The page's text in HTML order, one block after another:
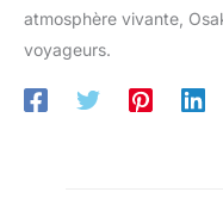
atmosphère vivante,
voyageurs.